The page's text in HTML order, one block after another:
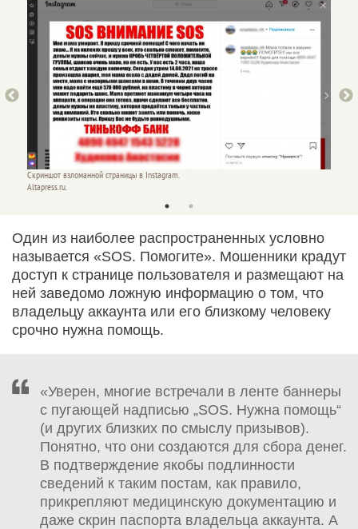
Скриншот взломанной страницы в Instagram.
Altapress.ru.
Один из наиболее распространенных условно
называется «SOS. Помогите». Мошенники крадут
доступ к странице пользователя и размещают на
ней заведомо ложную информацию о том, что
владельцу аккаунта или его близкому человеку
срочно нужна помощь.
«Уверен, многие встречали в ленте баннеры
с пугающей надписью „SOS. Нужна помощь“
(и других близких по смыслу призывов).
Понятно, что они создаются для сбора денег.
В подтверждение якобы подлинности
сведений к таким постам, как правило,
прикрепляют медицинскую документацию и
даже скрин паспорта владельца аккаунта. А